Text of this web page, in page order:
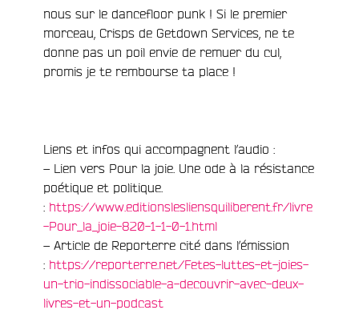
nous sur le dancefloor punk ! Si le premier
morceau, Crisps de Getdown Services, ne te
donne pas un poil envie de remuer du cul,
promis je te rembourse ta place !
Liens et infos qui accompagnent l’audio :
– Lien vers Pour la joie. Une ode à la résistance
poétique et politique.
: https://www.editionslesliensquiliberent.fr/livre
-Pour_la_joie-820-1-1-0-1.html
– Article de Reporterre cité dans l’émission
: https://reporterre.net/Fetes-luttes-et-joies-
un-trio-indissociable-a-decouvrir-avec-deux-
livres-et-un-podcast